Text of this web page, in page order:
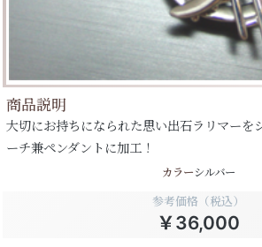
商品説明
大切にお持ちになられた思い出石ラリマーを
ーチ兼ペンダントに加工！
カラーシルバー
参考価格（税込）
￥36,000